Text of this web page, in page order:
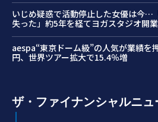
いじめ疑惑で活動停止した女優は今…
失った」約5年を経てヨガスタジオ開
aespa“東京ドーム級”の人気が業績
円、世界ツアー拡大で15.4％増
ザ・ファイナンシャルニュ